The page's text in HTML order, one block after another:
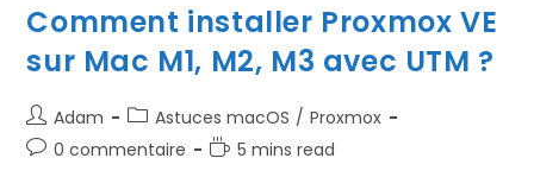
Comment installer Proxmox VE
sur Mac M1, M2, M3 avec UTM ?
Auteur/autrice
de
Adam
Post
category:
Astuces macOS / Proxmox
Commentaires
0 commentaire
Temps5 mins read